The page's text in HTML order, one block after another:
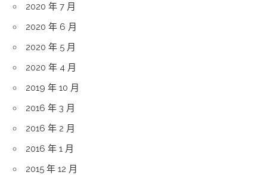
2020 年 7 月
2020 年 6 月
2020 年 5 月
2020 年 4 月
2019 年 10 月
2016 年 3 月
2016 年 2 月
2016 年 1 月
2015 年 12 月